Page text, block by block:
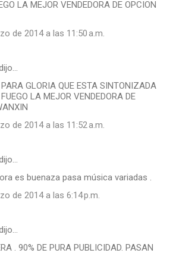
LA MEJOR VENDEDORA DE OPCION
de 2014 a las 11:50 a.m.
GLORIA QUE ESTA SINTONIZADA
LA MEJOR VENDEDORA DE
de 2014 a las 11:52 a.m.
es buenaza pasa música variadas .
de 2014 a las 6:14 p.m.
. 90% DE PURA PUBLICIDAD. PASAN